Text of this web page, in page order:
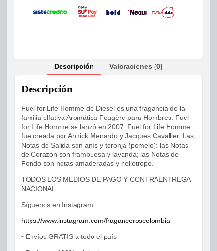
Descripción Valoraciones (0)
Descripción
Fuel for Life Homme de Diesel es una fragancia de la
familia olfativa Aromática Fougère para Hombres. Fuel
for Life Homme se lanzó en 2007. Fuel for Life Homme
fue creada por Annick Menardo y Jacques Cavallier. Las
Notas de Salida son anís y toronja (pomelo); las Notas
de Corazón son frambuesa y lavanda; las Notas de
Fondo son notas amaderadas y heliotropo.
TODOS LOS MEDIOS DE PAGO Y CONTRAENTREGA
NACIONAL
Síguenos en Instagram
https://www.instagram.com/fraganceroscolombia
• Envíos GRATIS a todo el país